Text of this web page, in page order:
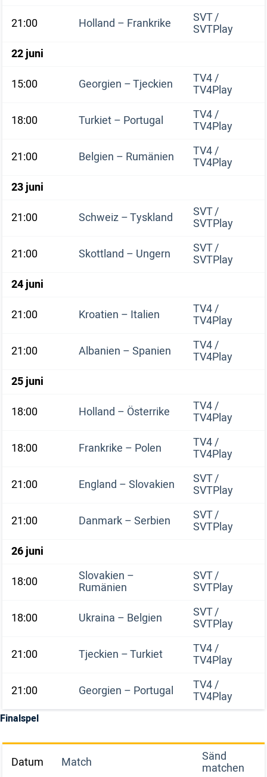
21:00
Holland – Frankrike SVT /
SVTPlay
22 juni
15:00
Georgien – Tjeckien TV4 /
TV4Play
18:00
Turkiet – Portugal TV4 /
TV4Play
21:00
Belgien – Rumänien TV4 /
TV4Play
23 juni
21:00
Schweiz – Tyskland SVT /
SVTPlay
21:00
Skottland – Ungern SVT /
SVTPlay
24 juni
21:00
Kroatien – Italien TV4 /
TV4Play
21:00
Albanien – Spanien TV4 /
TV4Play
25 juni
18:00
Holland – Österrike TV4 /
TV4Play
18:00
Frankrike – Polen TV4 /
TV4Play
21:00
England – Slovakien SVT /
SVTPlay
21:00
Danmark – Serbien SVT /
SVTPlay
26 juni
18:00
Slovakien –
Rumänien
SVT /
SVTPlay
18:00
Ukraina – Belgien SVT /
SVTPlay
21:00
Tjeckien – Turkiet TV4 /
TV4Play
21:00
Georgien – Portugal TV4 /
TV4Play
Finalspel
Datum Match Sänd
matchen